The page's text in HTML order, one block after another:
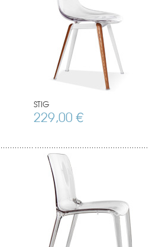
STIG
229,00 €